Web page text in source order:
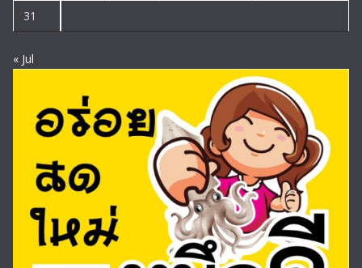
31
« Jul